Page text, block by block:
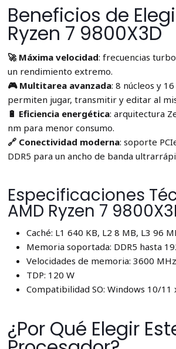
Beneficios de
Ryzen 7 9800X3D
🚀 Máxima velocidad: frecuencias
un rendimiento extremo.
🎮 Multitarea avanzada: 8 núcleos y
permiten jugar, transmitir y editar al
🔋 Eficiencia energética: arquitectura
nm para menor consumo.
🔗 Conectividad moderna: soporte
DDR5 para un ancho de banda
Especificaciones
AMD Ryzen 7
Caché: L1 640 KB, L2 8 MB, L3 96
Memoria soportada: DDR5 hasta
Velocidades de memoria: 3600
TDP: 120 W
Compatibilidad SO: Windows 10/11
¿Por Qué Elegir